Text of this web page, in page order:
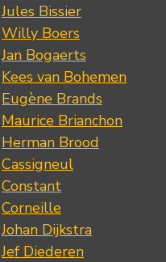
Jules Bissier
Willy Boers
Jan Bogaerts
Kees van Bohemen
Eugène Brands
Maurice Brianchon
Herman Brood
Cassigneul
Constant
Corneille
Johan Dijkstra
Jef Diederen